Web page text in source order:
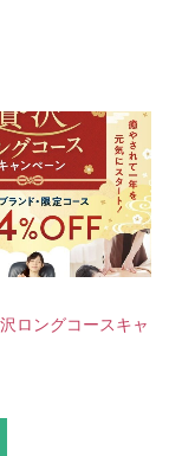
ロングコースキャ